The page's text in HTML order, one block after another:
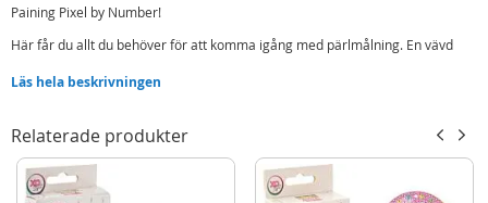
Paining Pixel by Number!
Här får du allt du behöver för att komma igång med pärlmålning. En vävd
plastbricka för sortering av diamantstenarna. Canvasen har redan ett
sorteringsfacket med ett urval av diamanter, fyll pennan med lite vax och
Motivet kommer med skyddsplast över, så att du kan ta pauser under tiden,
Läs hela beskrivningen
Relaterade produkter